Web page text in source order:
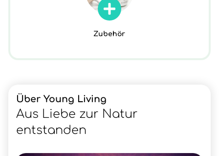
Zubehör
Über Young Living
Aus Liebe zur Natur
entstanden